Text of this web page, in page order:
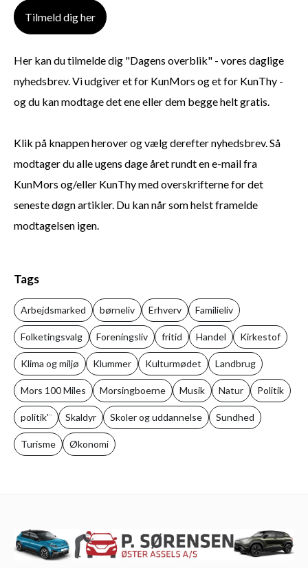
Tilmeld dig her
Her kan du tilmelde dig "Dagens overblik" - vores daglige
nyhedsbrev. Vi udgiver et for KunMors og et for KunThy -
og du kan modtage det ene eller dem begge helt gratis.
Klik på knappen herover og vælg derefter nyhedsbrev. Så
modtager du alle ugens dage året rundt en e-mail fra
KunMors og/eller KunThy med overskrifterne for det
seneste døgn artikler. Du kan når som helst framelde
modtagelsen igen.
Tags
Arbejdsmarked børneliv Erhverv Familieliv
Folketingsvalg Foreningsliv fritid Handel Kirkestof
Klima og miljø Klummer Kulturmødet Landbrug
Mors 100 Miles Morsingboerne Musik Natur Politik
politik'¨ Skaldyr Skoler og uddannelse Sundhed
Turisme Økonomi